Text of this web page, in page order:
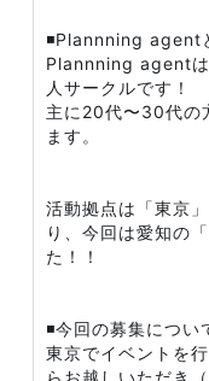
◾️Plannning agent
Plannning agentは
人サークルです！
主に20代〜30代の
ます。
活動拠点は「東京
り、今回は愛知の
た！！
◾️今回の募集につい
東京でイベントを
らお越しいただき